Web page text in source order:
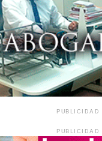
PUBLICIDAD
PUBLICIDAD